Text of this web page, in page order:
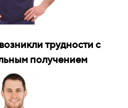
трудности с
получением